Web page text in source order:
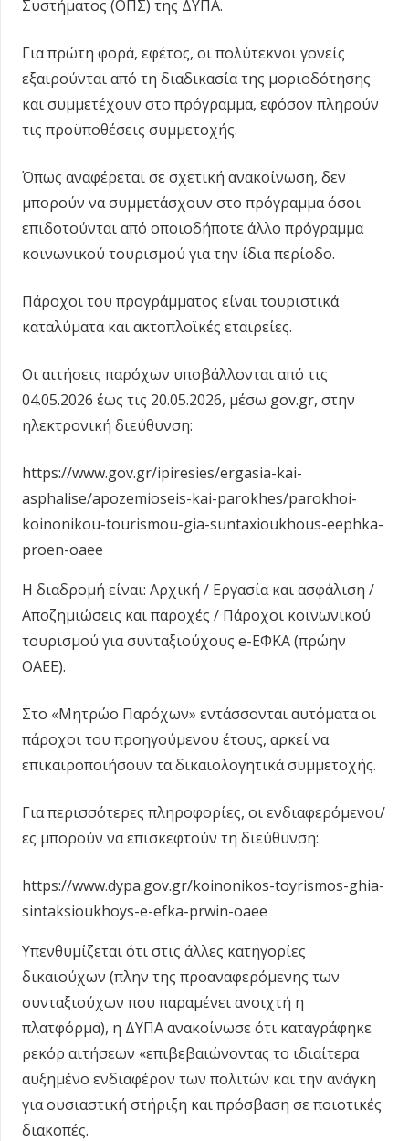
Συστήματος (ΟΠΣ) της ΔΥΠΑ.
Για πρώτη φορά, εφέτος, οι πολύτεκνοι γονείς
εξαιρούνται από τη διαδικασία της μοριοδότησης
και συμμετέχουν στο πρόγραμμα, εφόσον πληρούν
τις προϋποθέσεις συμμετοχής.
Όπως αναφέρεται σε σχετική ανακοίνωση, δεν
μπορούν να συμμετάσχουν στο πρόγραμμα όσοι
επιδοτούνται από οποιοδήποτε άλλο πρόγραμμα
κοινωνικού τουρισμού για την ίδια περίοδο.
Πάροχοι του προγράμματος είναι τουριστικά
καταλύματα και ακτοπλοϊκές εταιρείες.
Οι αιτήσεις παρόχων υποβάλλονται από τις
04.05.2026 έως τις 20.05.2026, μέσω gov.gr, στην
ηλεκτρονική διεύθυνση:
https://www.gov.gr/ipiresies/ergasia-kai-
asphalise/apozemioseis-kai-parokhes/parokhoi-
koinonikou-tourismou-gia-suntaxioukhous-eephka-
proen-oaee
Η διαδρομή είναι: Αρχική / Εργασία και ασφάλιση /
Αποζημιώσεις και παροχές / Πάροχοι κοινωνικού
τουρισμού για συνταξιούχους e-ΕΦΚΑ (πρώην
ΟΑΕΕ).
Στο «Μητρώο Παρόχων» εντάσσονται αυτόματα οι
πάροχοι του προηγούμενου έτους, αρκεί να
επικαιροποιήσουν τα δικαιολογητικά συμμετοχής.
Για περισσότερες πληροφορίες, οι ενδιαφερόμενοι/
ες μπορούν να επισκεφτούν τη διεύθυνση:
https://www.dypa.gov.gr/koinonikos-toyrismos-ghia-
sintaksioukhoys-e-efka-prwin-oaee
Υπενθυμίζεται ότι στις άλλες κατηγορίες
δικαιούχων (πλην της προαναφερόμενης των
συνταξιούχων που παραμένει ανοιχτή η
πλατφόρμα), η ΔΥΠΑ ανακοίνωσε ότι καταγράφηκε
ρεκόρ αιτήσεων «επιβεβαιώνοντας το ιδιαίτερα
αυξημένο ενδιαφέρον των πολιτών και την ανάγκη
για ουσιαστική στήριξη και πρόσβαση σε ποιοτικές
διακοπές.